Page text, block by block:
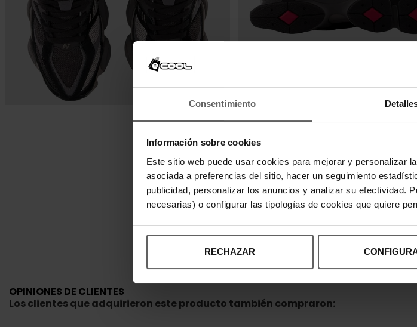
Consentimiento
Información sobre cookies
Este sitio web puede usar cookies para mejorar y personalizar
asociada a preferencias del sitio, hacer un seguimiento
publicidad, personalizar los anuncios y analizar su efectividad.
necesarias) o configurar las tipologías de cookies que quiere
RECHAZAR
OPINIONES DE CLIENTES
Los clientes que adquirieron este producto también compraron: